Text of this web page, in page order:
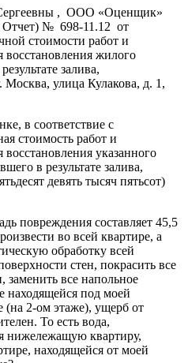
, ООО «Оценщик»
Отчет) № 698-11.12 от
стоимости работ и
восстановления жилого
залива,
улица Кулакова, д. 1,
в соответствие с
стоимость работ и
указанного
в результате залива,
девять тысяч пятьсот)
повреждения составляет 45,5
во всей квартире, а
обработку всей
стен, покрасить все
заменить все напольное
находящейся под моей
(на 2-ом этаже), ущерб от
То есть вода,
нижележащую квартиру,
находящейся от моей